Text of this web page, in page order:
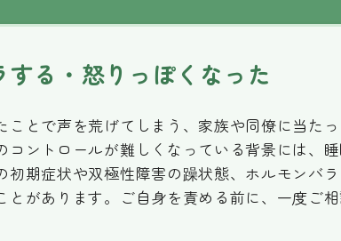
する・怒りっぽくなった
ことで声を荒げてしまう、家族や同僚に当た
ントロールが難しくなっている背景には、
初期症状や双極性障害の躁状態、ホルモンバ
とがあります。ご自身を責める前に、一度ご相